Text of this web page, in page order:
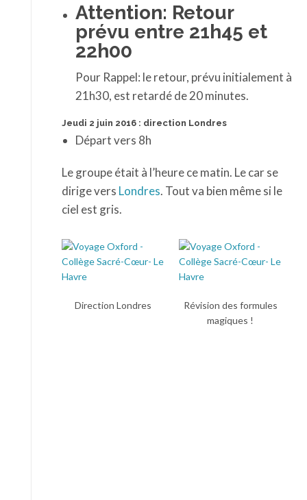
Attention: Retour
prévu entre 21h45 et
22h00
Pour Rappel: le retour, prévu initialement à
21h30, est retardé de 20 minutes.
Jeudi 2 juin 2016 : direction Londres
Départ vers 8h
Le groupe était à l’heure ce matin. Le car se
dirige vers Londres. Tout va bien même si le
ciel est gris.
Direction Londres
Révision des formules
magiques !